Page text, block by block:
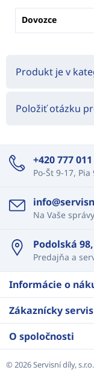
Dovozce
Produkt je v
Položiť otázku
+420 777
Po-Št 9-17, Pia
Na Vaše
Podolská
Predajňa a
Informácie o
Zákaznícky servis
O spoločnosti
© 2026 Servisní díly, s.r.o.